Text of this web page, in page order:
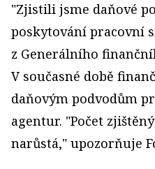
"Zjistili jsme daňové
poskytování pracovní
z Generálního
V současné době
daňovým podvodům
agentur. "Počet
narůstá," upozorňuje